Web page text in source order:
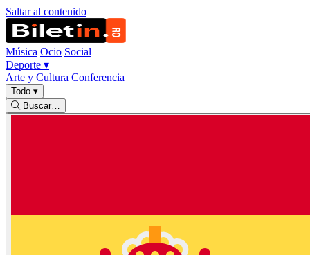
Saltar al contenido
Música Ocio Social
Deporte ▾
Arte y Cultura Conferencia
Todo ▾
Buscar…